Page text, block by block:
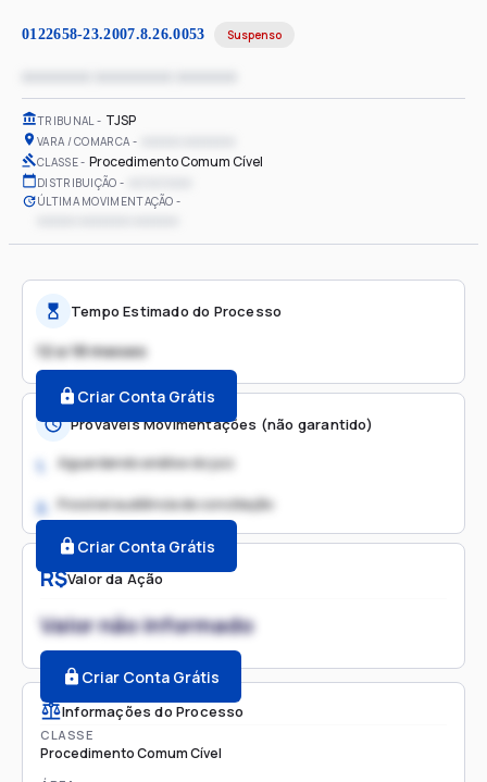
0122658-23.2007.8.26.0053 Suspenso
TRIBUNAL TJSP
VARA / COMARCA
CLASSE Procedimento Comum Cível
DISTRIBUIÇÃO
ÚLTIMA MOVIMENTAÇÃO
R$Valor da Ação
Valor não informado
Criar Conta Grátis
Informações do Processo
CLASSE
Procedimento Comum Cível
Tempo Estimado do Processo
12 a 18 meses
Criar Conta Grátis
Prováveis Movimentações (não garantido)
1. Aguardando análise do juiz
2. Possível audiência de conciliação
Criar Conta Grátis